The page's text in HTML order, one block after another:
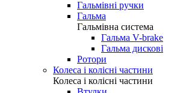
Гальмівні ручки
Гальма
Гальмівна система
Гальма V-brake
Гальма дискові
Ротори
Колеса і колісні частини
Колеса і колісні частини